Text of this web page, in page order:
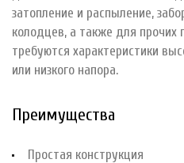
затопление и распыление,
колодцев, а также для
требуются характеристики
или низкого напора.
Преимущества
Простая конструкция